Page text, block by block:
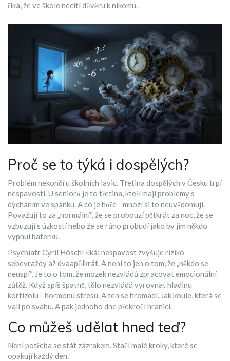
říká, že ve škole necítí důvěru k nikomu.
Proč se to týká i dospělých?
Problém nekončí u školních lavic. Třetina dospělých v Česku trpí
nespavostí. U seniorů je to třetina, kteří mají problémy s
dýcháním ve spánku. A co je hůře - mnozí si to neuvědomují.
Považují to za „normální“, že se probouzí pětkrát za noc, že se
vzbuzují s úzkostí nebo že se ráno probudí jako by jim někdo
vypnul baterku.
Psychiatr Cyril Höschl říká: nespavost zvyšuje riziko
sebevraždy až dvaapůlkrát. A není to jen o tom, že „někdo se
neuspí“. Je to o tom, že mozek nezvládá zpracovat emocionální
zátěž. Když spíš špatně, tělo nezvládá vyrovnat hladinu
kortizolu - hormonu stresu. A ten se hromadí. Jak koule, která se
valí po svahu. A pak jednoho dne překročí hranici.
Co můžeš udělat hned teď?
Není potřeba se stát zázrakem. Stačí malé kroky, které se
opakují každý den.